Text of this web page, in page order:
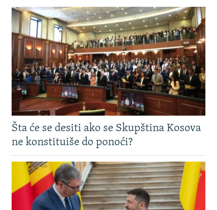
Šta će se desiti ako se Skupština Kosova
ne konstituiše do ponoći?